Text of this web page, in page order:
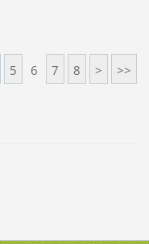
5 6 7 8 > >>